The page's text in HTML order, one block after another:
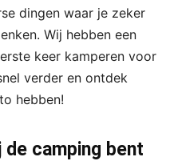
dingen waar je zeker
Wij hebben een
keer kamperen voor
verder en ontdek
hebben!
camping bent